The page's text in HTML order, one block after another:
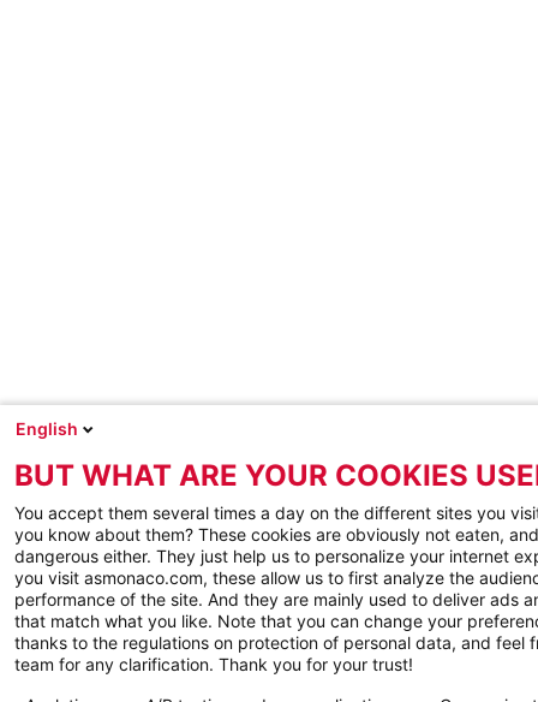
English
BUT WHAT ARE YOUR COOKIES
You accept them several times a day on the different sites you
you know about them? These cookies are obviously not eaten,
dangerous either. They just help us to personalize your internet
you visit asmonaco.com, these allow us to first analyze the
performance of the site. And they are mainly used to deliver ads
that match what you like. Note that you can change your
thanks to the regulations on protection of personal data, and feel
team for any clarification. Thank you for your trust!